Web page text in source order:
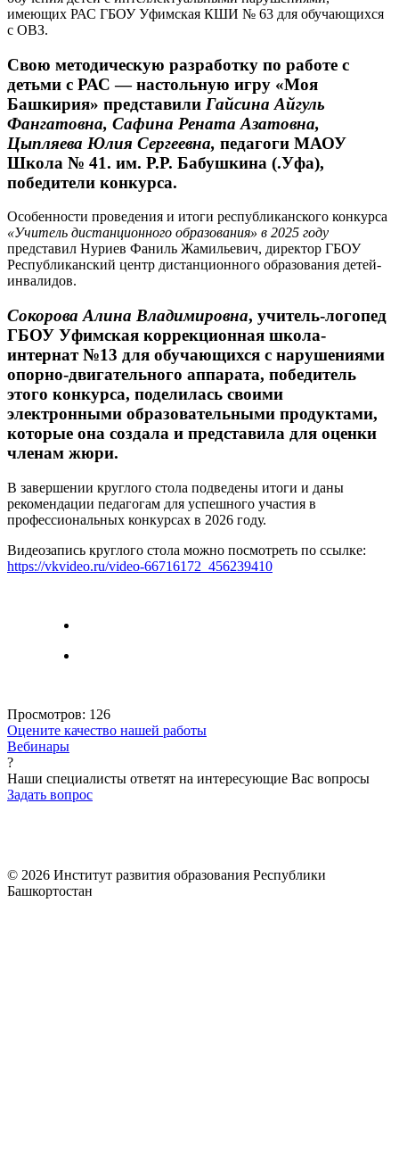
имеющих РАС ГБОУ Уфимская КШИ № 63 для обучающихся
с ОВЗ.
Свою методическую разработку по работе с
детьми с РАС — настольную игру «Моя
Башкирия» представили Гайсина Айгуль
Фангатовна, Сафина Рената Азатовна,
Цыпляева Юлия Сергеевна, педагоги МАОУ
Школа № 41. им. Р.Р. Бабушкина (.Уфа),
победители конкурса.
Особенности проведения и итоги республиканского конкурса
«Учитель дистанционного образования» в 2025 году
представил Нуриев Фаниль Жамильевич, директор ГБОУ
Республиканский центр дистанционного образования детей-
инвалидов.
Сокорова Алина Владимировна, учитель-логопед
ГБОУ Уфимская коррекционная школа-
интернат №13 для обучающихся с нарушениями
опорно-двигательного аппарата, победитель
этого конкурса, поделилась своими
электронными образовательными продуктами,
которые она создала и представила для оценки
членам жюри.
В завершении круглого стола подведены итоги и даны
рекомендации педагогам для успешного участия в
профессиональных конкурсах в 2026 году.
Видеозапись круглого стола можно посмотреть по ссылке:
https://vkvideo.ru/video-66716172_456239410
Просмотров: 126
Оцените качество нашей работы
Вебинары
?
Наши специалисты ответят на интересующие Вас вопросы
Задать вопрос
© 2026 Институт развития образования Республики
Башкортостан